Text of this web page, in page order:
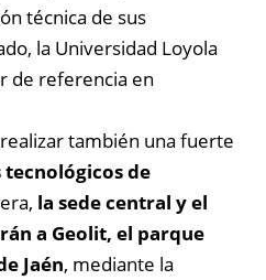
técnica de sus
la Universidad Loyola
de referencia en
también una fuerte
tecnológicos de
la sede central y el
a Geolit, el parque
Jaén, mediante la